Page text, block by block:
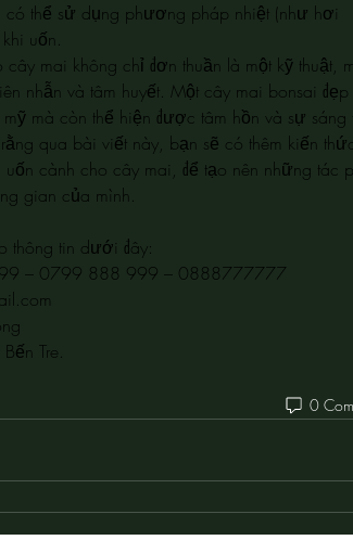
thể sử dụng phương pháp nhiệt (như hơi
uốn.
mai không chỉ đơn thuần là một kỹ thuật,
nhẫn và tâm huyết. Một cây mai bonsai đẹp
mà còn thể hiện được tâm hồn và sự sáng
qua bài viết này, bạn sẽ có thêm kiến
cành cho cây mai, để tạo nên những tác
gian của mình.
thông tin dưới đây:
– 0799 888 999 – 0888777777
Tre.
0